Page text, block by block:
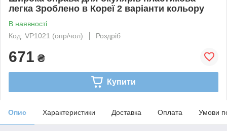
легка Зроблено в Кореї 2 варіанти кольору
В наявності
Код: VP1021 (опр/чол)
Роздріб
671 ₴
Купити
Опис Характеристики Доставка Оплата Умови